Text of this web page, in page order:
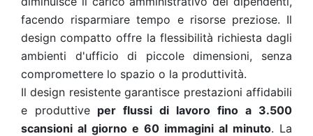
facendo risparmiare tempo e risorse preziose. Il
design compatto offre la flessibilità richiesta dagli
ambienti d'ufficio di piccole dimensioni, senza
compromettere lo spazio o la produttività.
Il design resistente garantisce prestazioni affidabili
e produttive per flussi di lavoro fino a 3.500
scansioni al giorno e 60 immagini al minuto. La